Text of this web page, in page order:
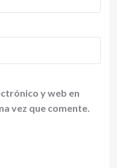
y web en
vez que comente.